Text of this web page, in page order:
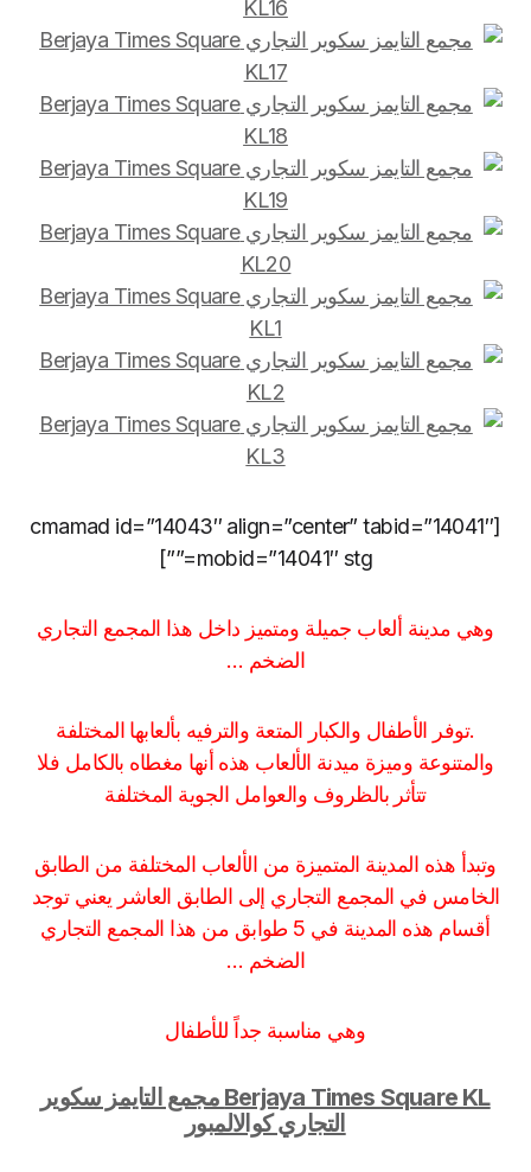
[cmamad id=”14043″ align=”center” tabid=”14041″
mobid=”14041″ stg=””]
وهي مدينة ألعاب جميلة ومتميز داخل هذا المجمع التجاري
الضخم …
.توفر الأطفال والكبار المتعة والترفيه بألعابها المختلفة
والمتنوعة وميزة ميدنة الألعاب هذه أنها مغطاه بالكامل فلا
تتأثر بالظروف والعوامل الجوية المختلفة
وتبدأ هذه المدينة المتميزة من الألعاب المختلفة من الطابق
الخامس في المجمع التجاري إلى الطابق العاشر يعني توجد
أقسام هذه المدينة في 5 طوابق من هذا المجمع التجاري
الضخم …
وهي مناسبة جداً للأطفال
Berjaya Times Square KL مجمع التايمز سكوير
التجاري كوالالمبور